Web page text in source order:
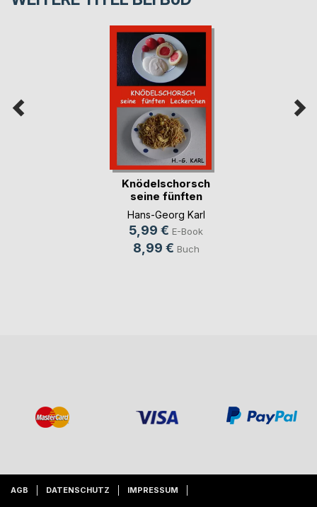
Knödelschorsch
seine fünften
Lecke(...)
Hans-Georg Karl
5,99 € E-Book
8,99 € Buch
AGB DATENSCHUTZ IMPRESSUM